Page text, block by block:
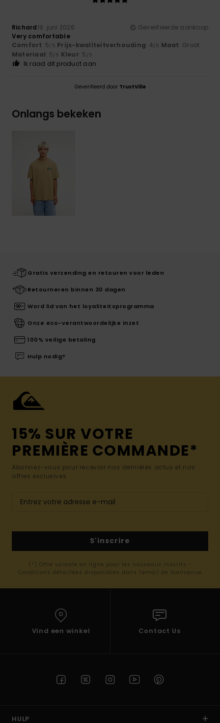
Richard19. juni 2026
Geverifieerde aankoop
Very comfortable
Comfort: 5/5 Prijs-kwaliteitverhouding: 4/5 Maat: Groot
Materiaal: 5/5 Kleur: 5 /5
Ik raad dit product aan
Geverifieerd door TrustVille
Onlangs bekeken
Gratis verzending en retouren voor leden
Retourneren binnen 30 dagen
Word lid van het loyaliteitsprogramma
Onze eco-verantwoordelijke inzet
100% veilige betaling
Hulp nodig?
15% SUR VOTRE
PREMIÈRE COMMANDE*
Abonnez-vous pour recevoir nos dernières actus et nos
offres exclusives.
S'inscrire
(*) Offre valable en ligne pour les nouveaux inscrits -
Conditions détaillées disponibles dans l'email de bienvenue
Vind een winkel Contact Us
HULP